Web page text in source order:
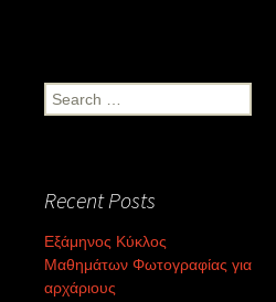
Search
for:
Recent Posts
Εξάμηνος Κύκλος
Μαθημάτων Φωτογραφίας για
αρχάριους